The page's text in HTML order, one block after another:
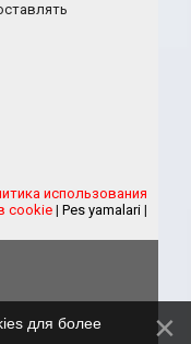
использования
cookie | Pes yamalari |
для более